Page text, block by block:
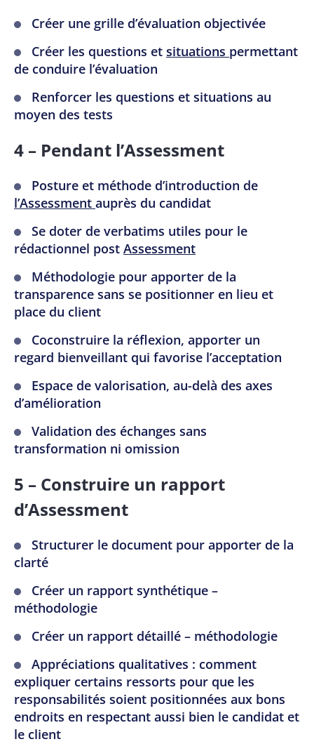
Créer une grille d’évaluation objectivée
Créer les questions et situations permettant
de conduire l’évaluation
Renforcer les questions et situations au
moyen des tests
4 – Pendant l’Assessment
Posture et méthode d’introduction de
l’Assessment auprès du candidat
Se doter de verbatims utiles pour le
rédactionnel post Assessment
Méthodologie pour apporter de la
transparence sans se positionner en lieu et
place du client
Coconstruire la réflexion, apporter un
regard bienveillant qui favorise l’acceptation
Espace de valorisation, au-delà des axes
d’amélioration
Validation des échanges sans
transformation ni omission
5 – Construire un rapport
d’Assessment
Structurer le document pour apporter de la
clarté
Créer un rapport synthétique –
méthodologie
Créer un rapport détaillé – méthodologie
Appréciations qualitatives : comment
expliquer certains ressorts pour que les
responsabilités soient positionnées aux bons
endroits en respectant aussi bien le candidat et
le client